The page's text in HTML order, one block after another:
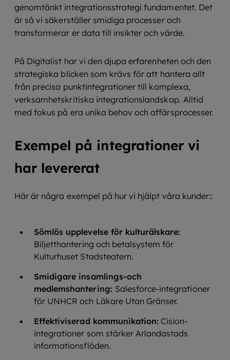
genomtänkt integrationsstrategi fundamentet. Det
är så vi säkerställer smidiga processer och
transformerar er data till insikter och värde.
På Digitalist har vi den djupa erfarenheten och den
strategiska blicken som krävs för att hantera allt
från precisa punktintegrationer till komplexa,
verksamhetskritiska integrationslandskap. Alltid
med fokus på era unika behov och affärsprocesser.
Exempel på integrationer vi
har levererat
Här är några exempel på hur vi hjälpt våra kunder::
Sömlös upplevelse för kulturälskare:
Biljetthantering och betalsystem för
Kulturhuset Stadsteatern.
Smidigare insamlings-och
medlemshantering: Salesforce-integrationer
för UNHCR och Läkare Utan Gränser.
Effektiviserad kommunikation: Cision-
integrationer som stärker Arlandastads
informationsflöden.